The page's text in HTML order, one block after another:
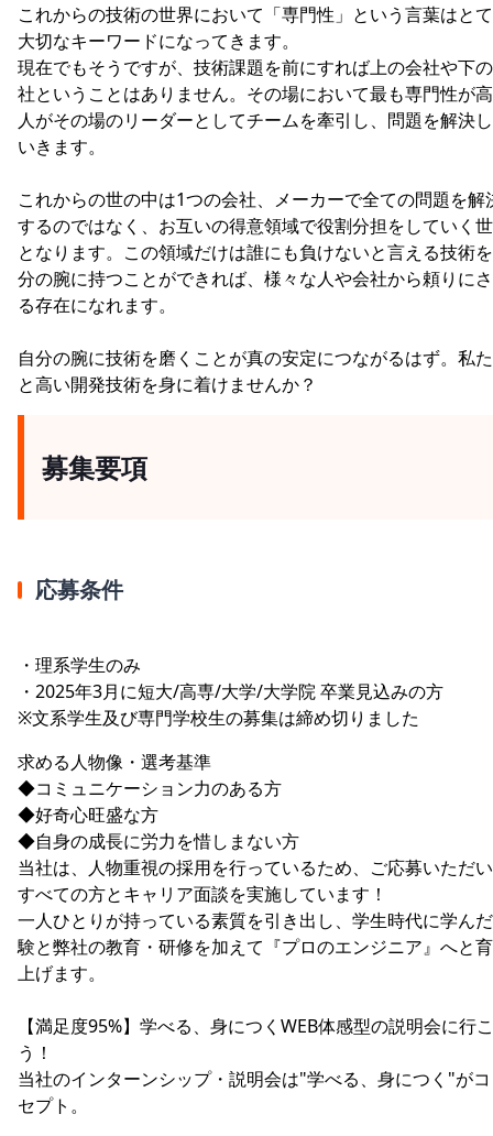
これからの技術の世界において「専門性」という言葉はと
大切なキーワードになってきます。
現在でもそうですが、技術課題を前にすれば上の会社や下
社ということはありません。その場において最も専門性が
人がその場のリーダーとしてチームを牽引し、問題を解決
いきます。
これからの世の中は1つの会社、メーカーで全ての問題を解
するのではなく、お互いの得意領域で役割分担をしていく
となります。この領域だけは誰にも負けないと言える技術
分の腕に持つことができれば、様々な人や会社から頼りに
る存在になれます。
自分の腕に技術を磨くことが真の安定につながるはず。私
と高い開発技術を身に着けませんか？
募集要項
応募条件
・理系学生のみ
・2025年3月に短大/高専/大学/大学院 卒業見込みの方
※文系学生及び専門学校生の募集は締め切りました
求める人物像・選考基準
◆コミュニケーション力のある方
◆好奇心旺盛な方
◆自身の成長に労力を惜しまない方
当社は、人物重視の採用を行っているため、ご応募いただ
すべての方とキャリア面談を実施しています！
一人ひとりが持っている素質を引き出し、学生時代に学ん
験と弊社の教育・研修を加えて『プロのエンジニア』へと
上げます。
【満足度95%】学べる、身につくWEB体感型の説明会に行こ
う！
当社のインターンシップ・説明会は"学べる、身につく"が
セプト。